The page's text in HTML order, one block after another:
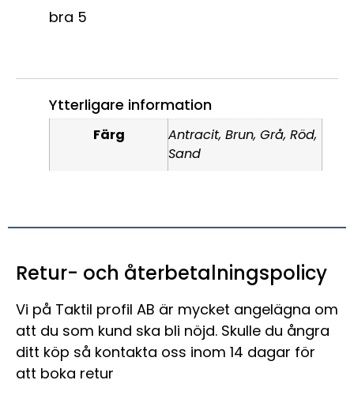
bra 5
Ytterligare information
Färg
Antracit, Brun, Grå, Röd,
Sand
Retur- och återbetalningspolicy
Vi på Taktil profil AB är mycket angelägna om
att du som kund ska bli nöjd. Skulle du ångra
ditt köp så kontakta oss inom 14 dagar för
att boka retur